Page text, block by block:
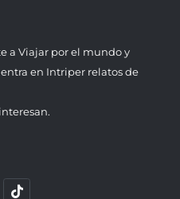
a Viajar por el mundo y
en Intriper relatos de